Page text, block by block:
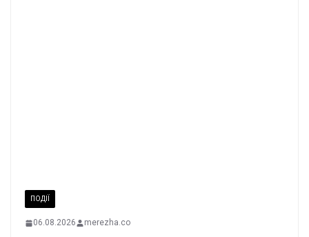
ПОДІЇ
06.08.2026 merezha.co